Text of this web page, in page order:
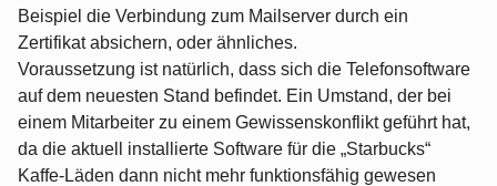
Beispiel die Verbindung zum Mailserver durch ein
Zertifikat absichern, oder ähnliches.
Voraussetzung ist natürlich, dass sich die Telefonsoftware
auf dem neuesten Stand befindet. Ein Umstand, der bei
einem Mitarbeiter zu einem Gewissenskonflikt geführt hat,
da die aktuell installierte Software für die „Starbucks“
Kaffe-Läden dann nicht mehr funktionsfähig gewesen